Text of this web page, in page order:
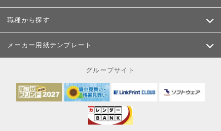
職種から探す
メーカー用紙テンプレート
グループサイト